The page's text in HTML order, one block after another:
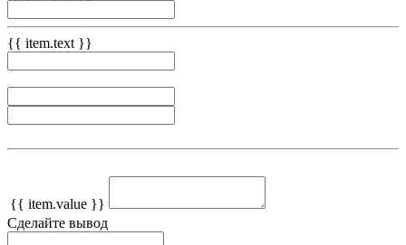
{{ item.text }}
{{ item.value }}
Сделайте вывод